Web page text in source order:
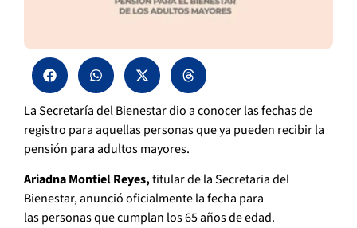
La Secretaría del Bienestar dio a conocer las fechas de
registro para aquellas personas que ya pueden recibir la
pensión para adultos mayores.
Ariadna Montiel Reyes,titular de la Secretaria del
Bienestar, anunció oficialmente la fecha para
las personas que cumplan los 65 años de edad.